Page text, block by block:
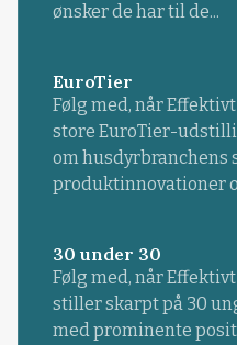
ønsker de har til de...
EuroTier
Følg med, når
store EuroTier-
om husdyrbranchens
produktinnovationer
30 under 30
Følg med, når
stiller skarpt på 30
med prominente